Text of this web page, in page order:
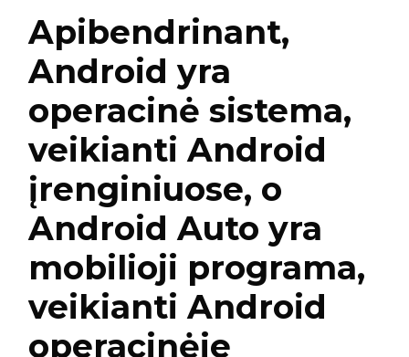
Apibendrinant,
Android yra
operacinė sistema,
veikianti Android
įrenginiuose, o
Android Auto yra
mobilioji programa,
veikianti Android
operacinėje